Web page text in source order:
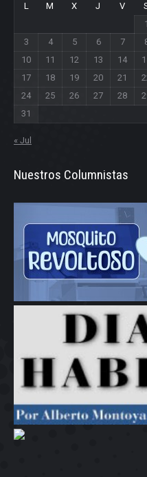
L
M X J V
1
3
4 5 6 7
10
11 12 13 14
17
18 19 20 21
24
25 26 27 28
31
« Jul
Nuestros Columnistas